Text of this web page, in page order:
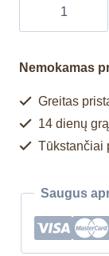
Nemokamas
Greitas
14 dienų
Tūkstančiai
Saugus